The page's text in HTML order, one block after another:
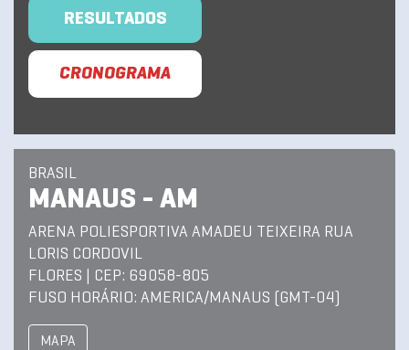
RESULTADOS
CRONOGRAMA
BRASIL
MANAUS - AM
ARENA POLIESPORTIVA AMADEU TEIXEIRA RUA
LORIS CORDOVIL
FLORES | CEP: 69058-805
FUSO HORÁRIO: AMERICA/MANAUS (GMT-04)
MAPA